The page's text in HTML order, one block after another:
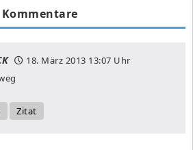
Kommentare
18. März 2013 13:07 Uhr
Zitat